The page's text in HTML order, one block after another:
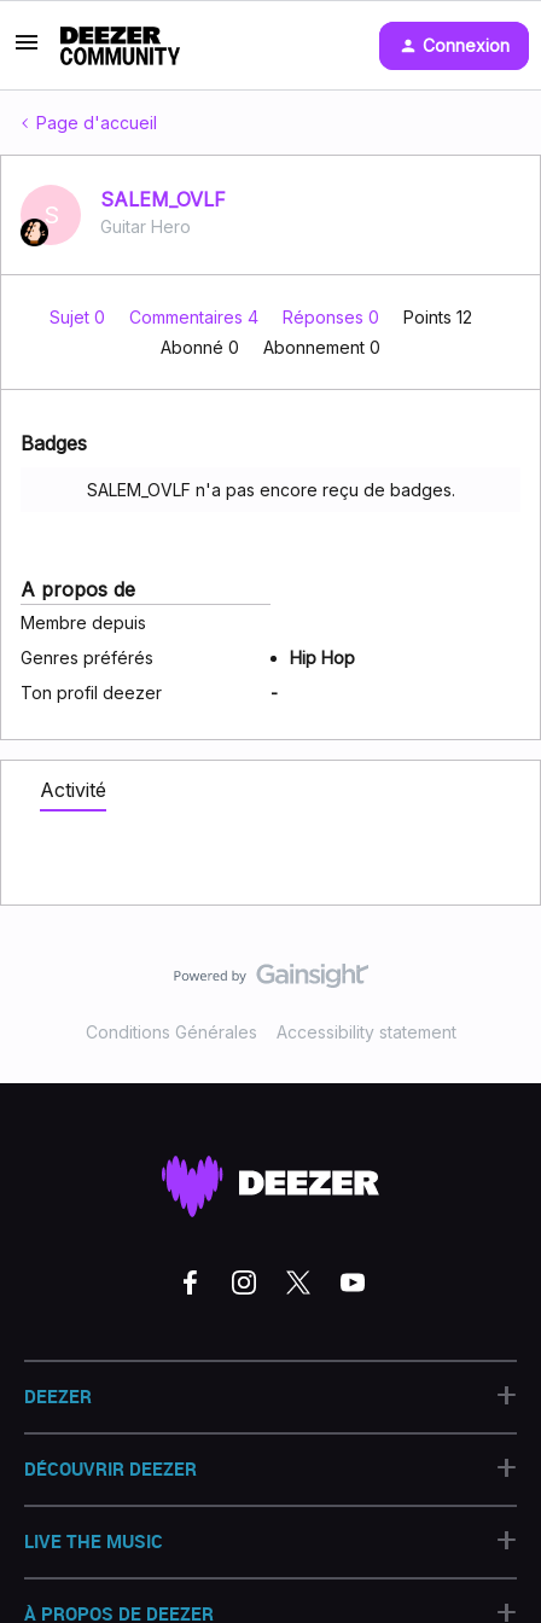
Connexion
Page d'accueil
S
SALEM_OVLF
Guitar Hero
Sujet 0 Commentaires 4 Réponses 0
Points 12
Abonné 0 Abonnement 0
Badges
SALEM_OVLF n'a pas encore reçu de badges.
A propos de
Membre depuis
Genres préférés
Hip Hop
Ton profil deezer
-
Activité
Conditions Générales Accessibility statement
DEEZER +
DÉCOUVRIR DEEZER +
LIVE THE MUSIC +
À PROPOS DE DEEZER +